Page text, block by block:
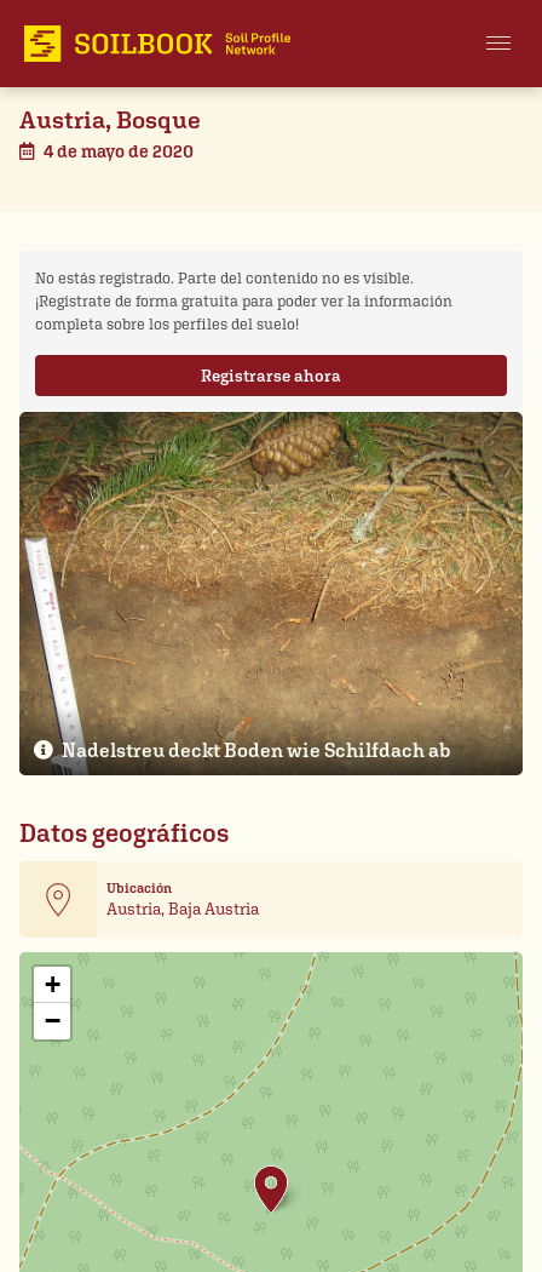
Austria, Bosque
4 de mayo de 2020
No estás registrado. Parte del contenido no es visible.
¡Regístrate de forma gratuita para poder ver la información
completa sobre los perfiles del suelo!
Registrarse ahora
Nadelstreu deckt Boden wie Schilfdach ab
Datos geográficos
Ubicación
Austria, Baja Austria
+
−